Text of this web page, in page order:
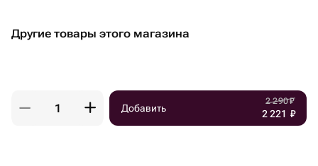
Другие товары этого магазина
Добавить
2 290₽
2 221 ₽